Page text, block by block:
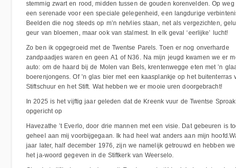
stemmig zwart en rood, midden tussen de gouden korenvelden. Op weg
een serenade voor een speciale gelegenheid, een langdurige
Beelden die nog steeds op m’n netvlies staan, net als vergezichten,
geur van bloemen, maar ook van stalmest. In elk geval ‘eerlijke’ lucht!
Zo ben ik opgegroeid met de Twentse Parels. Toen er nog onverharde
zandpaadjes waren en geen A1 of N36. Na mijn jeugd kwamen we er
auto: om de haard bij de Molen van Bels, krentenwegge eten met ’n
boerenjongens. Of ’n glas bier met een kaasplankje op het buitenterras
Stiftschuur en het Stift. Wat hebben we er mooie uren doorgebracht!
In 2025 is het vijftig jaar geleden dat de Kreenk vuur de Twentse
opgericht op
Havezathe ’t Everlo, door drie mannen met een visie. Dat gebeuren is
geheel aan mij voorbijgegaan. Ik had heel wat anders aan mijn
jaar later, half december 1976, zijn we namelijk getrouwd en hebben
het ja-woord gegeven in de Stiftkerk van Weerselo.